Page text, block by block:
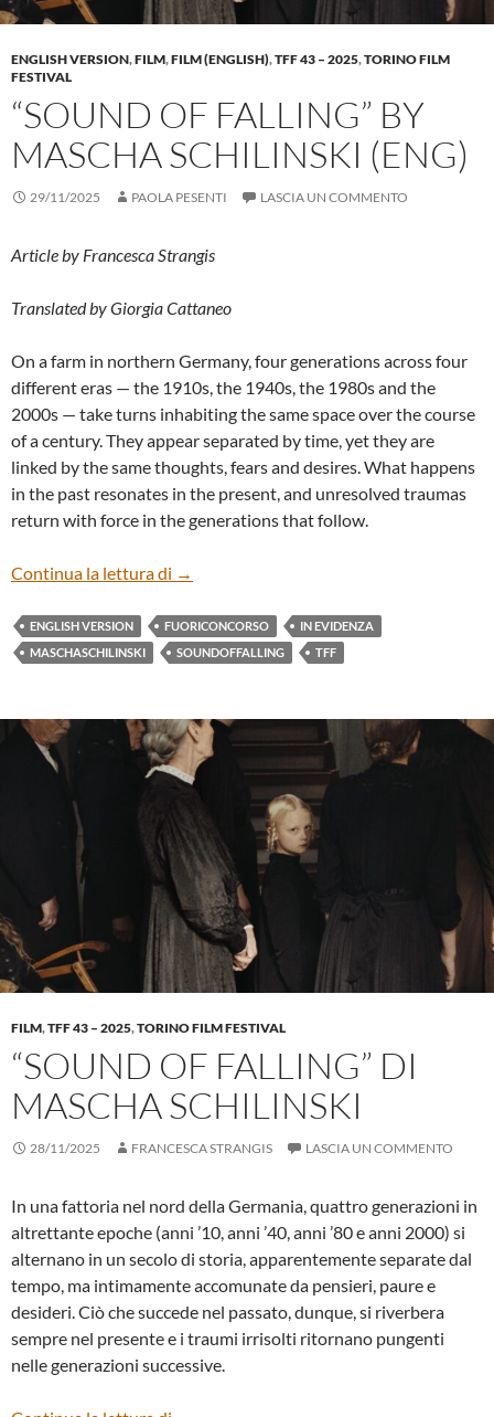
ENGLISH VERSION,FILM,FILM (ENGLISH),TFF 43 – 2025,TORINO FILM
FESTIVAL
“SOUND OF FALLING” BY
MASCHA SCHILINSKI (ENG)
29/11/2025 PAOLA PESENTI LASCIA UN COMMENTO
Article by Francesca Strangis
Translated by Giorgia Cattaneo
On a farm in northern Germany, four generations across four
different eras — the 1910s, the 1940s, the 1980s and the
2000s — take turns inhabiting the same space over the course
of a century. They appear separated by time, yet they are
linked by the same thoughts, fears and desires. What happens
in the past resonates in the present, and unresolved traumas
return with force in the generations that follow.
Continua la lettura di “SOUND OF FALLING” BY MASCHA
→
ENGLISH VERSION FUORICONCORSO
IN EVIDENZA
MASCHASCHILINSKI
SOUNDOFFALLING TFF
FILM,TFF 43 – 2025,TORINO FILM FESTIVAL
“SOUND OF FALLING” DI
MASCHA SCHILINSKI
28/11/2025 FRANCESCA STRANGIS LASCIA UN COMMENTO
In una fattoria nel nord della Germania, quattro generazioni in
altrettante epoche (anni ’10, anni ’40, anni ’80 e anni 2000) si
alternano in un secolo di storia, apparentemente separate dal
tempo, ma intimamente accomunate da pensieri, paure e
desideri. Ciò che succede nel passato, dunque, si riverbera
sempre nel presente e i traumi irrisolti ritornano pungenti
nelle generazioni successive.